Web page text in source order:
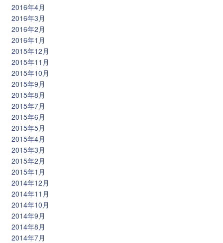
2016年4月
2016年3月
2016年2月
2016年1月
2015年12月
2015年11月
2015年10月
2015年9月
2015年8月
2015年7月
2015年6月
2015年5月
2015年4月
2015年3月
2015年2月
2015年1月
2014年12月
2014年11月
2014年10月
2014年9月
2014年8月
2014年7月